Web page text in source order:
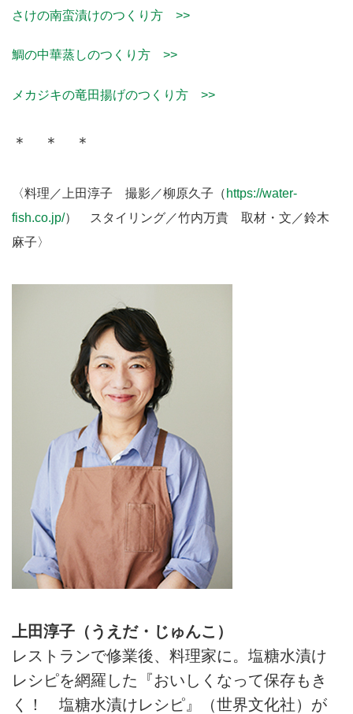
さけの南蛮漬けのつくり方 >>
鯛の中華蒸しのつくり方 >>
メカジキの竜田揚げのつくり方 >>
＊ ＊ ＊
〈料理／上田淳子 撮影／柳原久子 （https://water-
fish.co.jp/）
スタイリング／竹内万貴 取材・文／鈴木
麻子〉
上田淳子（うえだ・じゅんこ）
レストランで修業後、料理家に。塩糖水漬け
レシピを網羅した『おいしくなって保存もき
く！ 塩糖水漬けレシピ』（世界文化社）が